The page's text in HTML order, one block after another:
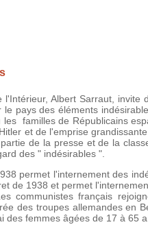
l'Intérieur, Albert Sarraut,
pays des éléments
familles de Républicains
et de l'emprise
de la presse et de la
des " indésirables ".
permet l'internement des
de 1938 et permet
communistes français
des troupes allemandes en
des femmes âgées de 17 à 65